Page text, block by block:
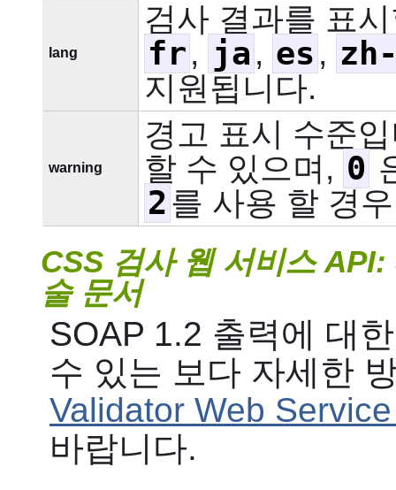
lang
검사 결과를 표
fr, ja, es ,
지원됩니다.
warning
경고 표시 수준
할 수 있으며, 0
2를 사용 할 경
CSS 검사 웹 서비스
술 문서
SOAP 1.2 출력에 대
수 있는 보다 자세한
Validator Web
바랍니다.